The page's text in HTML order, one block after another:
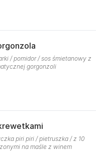
/ pomidor / sos śmietanowy z
gorgonzoli
piri piri / pietruszka / z 10
na maśle z winem